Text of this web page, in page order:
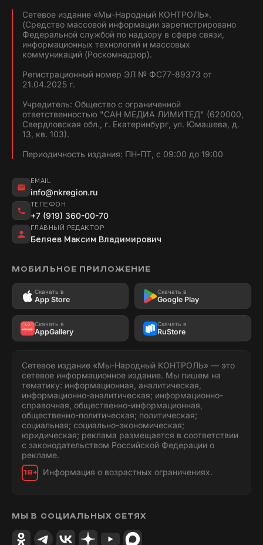
Сетевое издание «Мы-Народный КОНТРОЛЬ».
(Средство массовой информации зарегистрировано
Федеральной службой по надзору в сфере связи,
информационных технологий и массовых
коммуникаций (Роскомнадзор).
Регистрационный номер ЭЛ № ФС77-89373 от
21.04.2025 г.
Учредитель: Общество с ограниченной
ответственностью "САН МЕДИА ЛИМИТЕД" (620000,
Свердловская обл., г. Екатеринбург, ул. Юмашева, д.
13, кв. 103).
Периодичность издания: ПН-ПТ, с 09:00 до 19:00
EMAIL
info@nkregion.ru
ТЕЛЕФОН
+7 (919) 360-00-70
ГЛАВНЫЙ РЕДАКТОР
Беляев Максим Владимирович
МОБИЛЬНОЕ ПРИЛОЖЕНИЕ
Скачать в
App Store
Скачать в
Google Play
Скачать в
AppGallery
Скачать в
RuStore
Сетевое издание «Мы-Народный КОНТРОЛЬ» — это
сетевое информационное издание. Мы пишем на
тематику: информационная, аналитическая,
информационно-аналитическая; информационно-
справочная, общественно-информационная,
общественно-политическая; политическая;
социальная; социально-экономическая;
юридическая; реклама размещается в соответствии
с законодательством Российской Федерации о
рекламе.
18+ Информация о возрастных ограничениях.
МЫ В СОЦИАЛЬНЫХ СЕТЯХ